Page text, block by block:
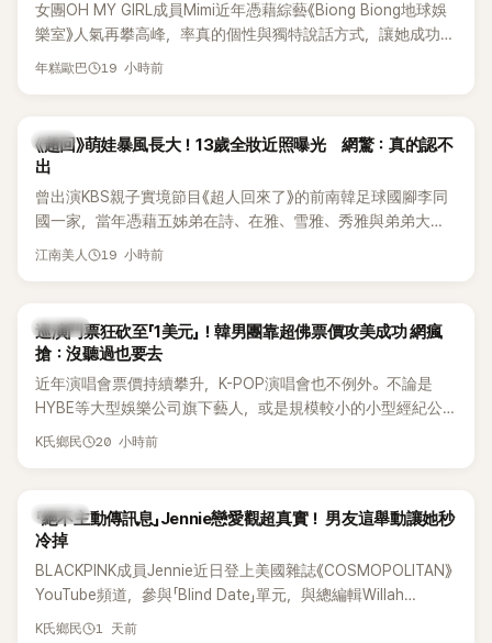
女團OH MY GIRL成員Mimi近年憑藉綜藝《Biong Biong地球娛
樂室》人氣再攀高峰，率真的個性與獨特說話方式，讓她成功塑
造鮮明形象。不過近日，韓國知名論壇卻出現一篇以「我真的超
年糕歐巴 19 小時前
韓星
《超回》萌娃暴風長大！13歲全妝近照曝光 網驚：真的認不
出
曾出演KBS親子實境節目《超人回來了》的前南韓足球國腳李同
國一家，當年憑藉五姊弟在詩、在雅、雪雅、秀雅與弟弟大發
（雪秀大）的可愛互動圈粉無數。隨著孩子們陸續長大，近況
嘆。
江南美人 19 小時前
K-POP
巡演門票狂砍至「1美元」！韓男團靠超佛票價攻美成功 網瘋
搶：沒聽過也要去
近年演唱會票價持續攀升，K-POP演唱會也不例外。不論是
HYBE等大型娛樂公司旗下藝人，或是規模較小的小型經紀公
司，偶爾都會引發粉絲對票價過高的抱怨，甚至直呼「太不合
K氏鄉民 20 小時前
K-POP
「絕不主動傳訊息」Jennie戀愛觀超真實！ 男友這舉動讓她秒
冷掉
BLACKPINK成員Jennie近日登上美國雜誌《COSMOPOLITAN》
YouTube頻道，參與「Blind Date」單元，與總編輯Willah
Bennett大聊感情話題，從挑選約會對象、聯絡方式，到第一次
K氏鄉民 1 天前